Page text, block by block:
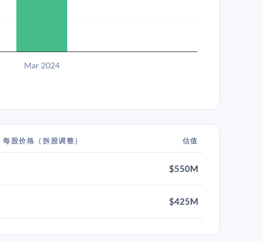
Mar 2024
每股价格（拆股调整） 估值
$550M
$425M